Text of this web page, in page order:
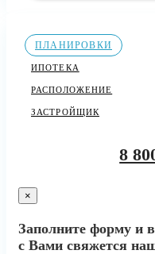
ПЛАНИРОВКИ
ИПОТЕКА
РАСПОЛОЖЕНИЕ
ЗАСТРОЙЩИК
8
×
Заполните форму и
с Вами свяжется